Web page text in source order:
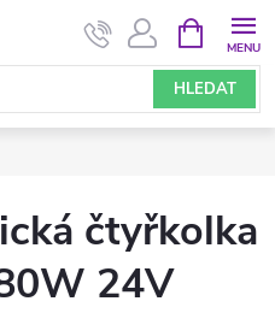
HLEDAT
NÁKUPNÍ
KOŠÍK
čtyřkolka
24V